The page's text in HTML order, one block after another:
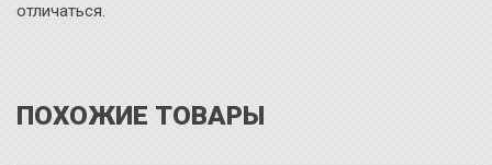
отличаться.
ПОХОЖИЕ ТОВАРЫ